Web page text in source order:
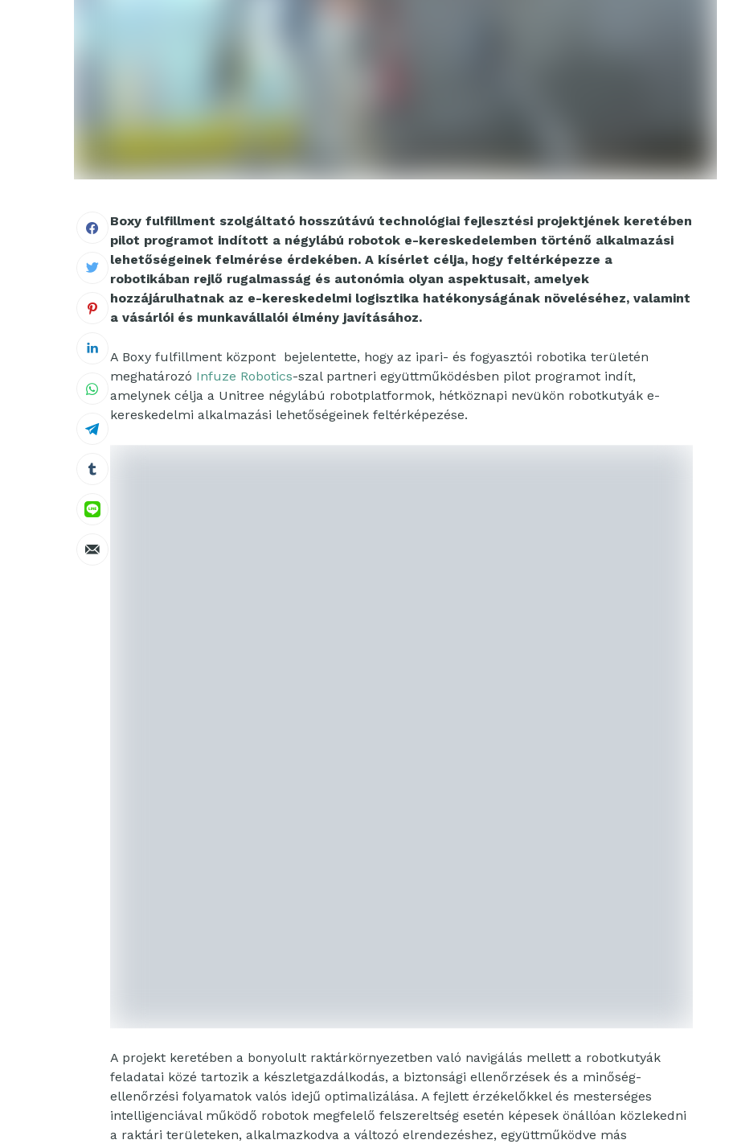
Boxy fulfillment szolgáltató hosszútávú technológiai fejlesztési projektjének keretében
pilot programot indított a négylábú robotok e-kereskedelemben történő alkalmazási
lehetőségeinek felmérése érdekében. A kísérlet célja, hogy feltérképezze a
robotikában rejlő rugalmasság és autonómia olyan aspektusait, amelyek
hozzájárulhatnak az e-kereskedelmi logisztika hatékonyságának növeléséhez, valamint
a vásárlói és munkavállalói élmény javításához.
A Boxy fulfillment központ bejelentette, hogy az ipari- és fogyasztói robotika területén
meghatározó Infuze Robotics-szal partneri együttműködésben pilot programot indít,
amelynek célja a Unitree négylábú robotplatformok, hétköznapi nevükön robotkutyák e-
kereskedelmi alkalmazási lehetőségeinek feltérképezése.
A projekt keretében a bonyolult raktárkörnyezetben való navigálás mellett a robotkutyák
feladatai közé tartozik a készletgazdálkodás, a biztonsági ellenőrzések és a minőség-
ellenőrzési folyamatok valós idejű optimalizálása. A fejlett érzékelőkkel és mesterséges
intelligenciával működő robotok megfelelő felszereltség esetén képesek önállóan közlekedni
a raktári területeken, alkalmazkodva a változó elrendezéshez, együttműködve más